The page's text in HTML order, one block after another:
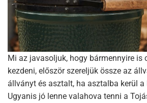
Mi az javasoljuk, hogy bármennyire is
kezdeni, először szereljük össze az
állványt és asztalt, ha asztalba kerül a
Ugyanis jó lenne valahova tenni a